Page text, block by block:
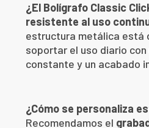
¿El Bolígrafo Classic
resistente al uso
estructura metálica está
soportar el uso diario
constante y un acabado
¿Cómo se personaliza
Recomendamos el